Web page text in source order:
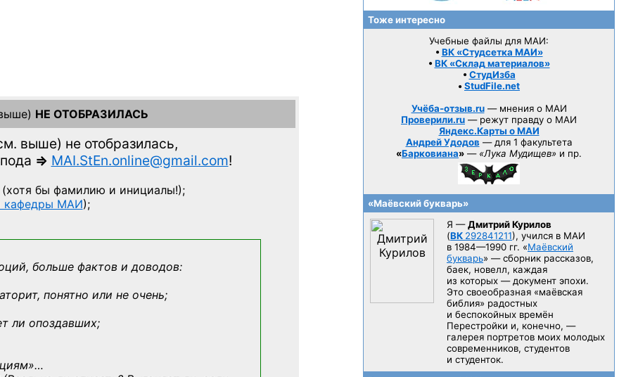
НЕ ОТОБРАЗИЛАСЬ
выше) не отобразилась,
=> MAI.StEn.online@gmail.com!
(хотя бы фамилию и инициалы!);
кафедры МАИ);
больше фактов и доводов:
понятно или не очень;
ли опоздавших;
…
Тоже интересно
Учебные файлы для МАИ:
• ВК «Студсетка МАИ»
• ВК «Склад материалов»
• СтудИзба
• StudFile.net
Учёба-отзыв.ru— мнения о МАИ
Проверили.ru — режут правду о МАИ
Яндекс.Карты о МАИ
Андрей Удодов — для 1 факультета
«Барковиана» — «Лука Мудищев» и пр.
«Маёвский букварь»
Я —Дмитрий Курилов
(ВК 292841211), учился в МАИ
в 1984—1990 гг. «Маёвский
букварь» — сборник рассказов,
баек, новелл, каждая
из которых — документ эпохи.
Это своеобразная «маёвская
библия» радостных
и беспокойных времён
Перестройки и, конечно, —
галерея портретов моих молодых
современников, студентов
и студенток.